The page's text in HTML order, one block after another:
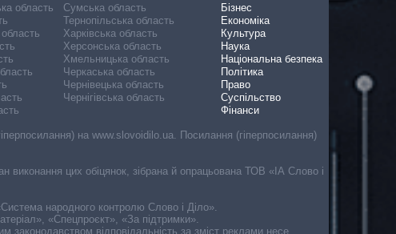
область
Сумська область
Тернопільська область
Харківська область
Херсонська область
Хмельницька область
Черкаська область
Чернівецька область
Чернігівська область
Бізнес
Економіка
Культура
Наука
Національна безпека
Політика
Право
Суспільство
Фінанси
на www.slovoidilo.ua. Посилання (гіперпосилання)
виконання цих обіцянок, зібрана й опрацьована ТОВ «ІА Слово і
народного контролю Слово і Діло».
«Спецпроєкт», «За підтримки».
законодавством відповідальність за зміст реклами несе